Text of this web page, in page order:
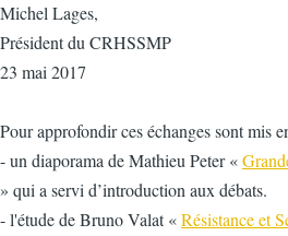
Michel Lages,
Président du CRHSSMP
23 mai 2017
Pour approfondir ces échanges sont mis
- un diaporama de Mathieu Peter «
» qui a servi d’introduction aux débats.
- l'étude de Bruno Valat «Résistance et